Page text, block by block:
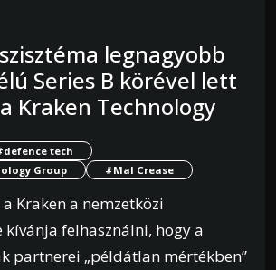
legnagyobb
Series B körével lett
Kraken Technology
tech
Group
#Mal Crease
Kraken a nemzetközi
kívánja felhasználni, hogy a
partnerei „példátlan mértékben”